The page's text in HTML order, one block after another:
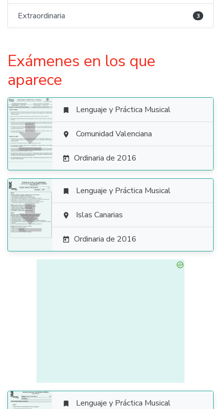
Extraordinaria 3
Exámenes en los que
aparece

 Lenguaje y Práctica Musical
 Comunidad Valenciana
 Ordinaria de 2016

 Lenguaje y Práctica Musical
 Islas Canarias
 Ordinaria de 2016
 Lenguaje y Práctica Musical